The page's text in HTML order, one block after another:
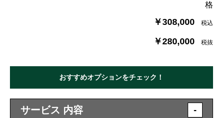
格
￥308,000 税込
￥280,000 税抜
おすすめオプションをチェック！
サービス 内容 -